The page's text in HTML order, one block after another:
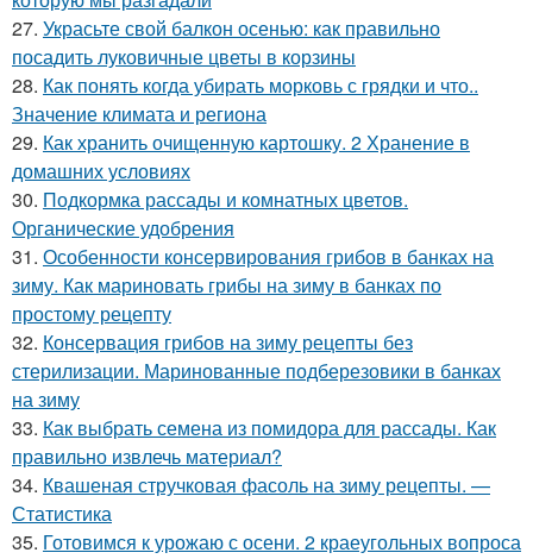
27. Украсьте свой балкон осенью: как правильно
посадить луковичные цветы в корзины
28. Как понять когда убирать морковь с грядки и что..
Значение климата и региона
29. Как хранить очищенную картошку. 2 Хранение в
домашних условиях
30. Подкормка рассады и комнатных цветов.
Органические удобрения
31. Особенности консервирования грибов в банках на
зиму. Как мариновать грибы на зиму в банках по
простому рецепту
32. Консервация грибов на зиму рецепты без
стерилизации. Маринованные подберезовики в банках
на зиму
33. Как выбрать семена из помидора для рассады. Как
правильно извлечь материал?
34. Квашеная стручковая фасоль на зиму рецепты. —
Статистика
35. Готовимся к урожаю с осени. 2 краеугольных вопроса